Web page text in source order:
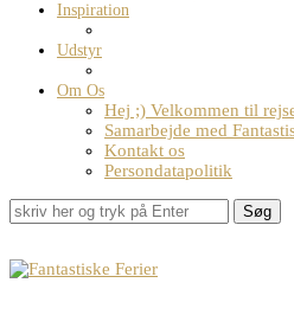
Inspiration
Udstyr
Om Os
Hej ;) Velkommen til
Samarbejde med
Kontakt os
Persondatapolitik
Søg